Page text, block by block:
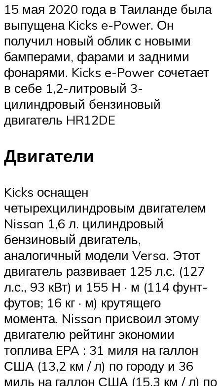
15 мая 2020 года в Таиланде была
выпущена Kicks e-Power. Он
получил новый облик с новыми
бамперами, фарами и задними
фонарями. Kicks e-Power сочетает
в себе 1,2-литровый 3-
цилиндровый бензиновый
двигатель HR12DE
Двигатели
Kicks оснащен
четырехцилиндровым двигателем
Nissan 1,6 л. цилиндровый
бензиновый двигатель,
аналогичный модели Versa. Этот
двигатель развивает 125 л.с. (127
л.с., 93 кВт) и 155 Н · м (114 фунт-
футов; 16 кг · м) крутящего
момента. Nissan присвоил этому
двигателю рейтинг экономии
топлива EPA : 31 миля на галлон
США (13,2 км / л) по городу и 36
миль на галлон США (15,3 км / л) по